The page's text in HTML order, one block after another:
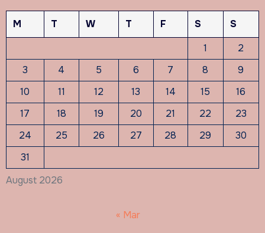
August 2026
M T W T F S
S
1
2
3
4 5 6 7 8
9
10
11 12 13 14 15
16
17
18 19 20 21 22
23
24
25 26 27 28 29
30
31
« Mar